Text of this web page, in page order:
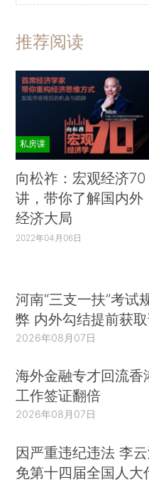
推荐阅读
私房课
向松祚：宏观经济70
讲，带你了解国内外
经济大局
2022年04月06日
河南“三支一扶”考试
弊 内外勾结提前获
2026年08月07日
海外金融专才回流香
工作签证翻倍
2026年08月07日
因严重违纪违法 李
免第十四届全国人大